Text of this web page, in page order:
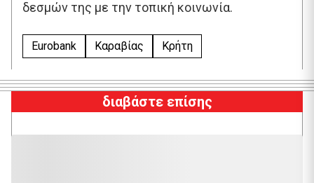
δεσμών της με την τοπική κοινωνία.
Eurobank Καραβίας Κρήτη
διαβάστε επίσης